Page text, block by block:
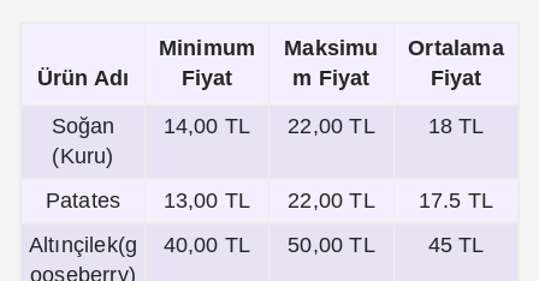
Ürün Adı
Minimum
Fiyat
Maksimu
m Fiyat
Ortalama
Fiyat
Soğan
(Kuru)
14,00 TL 22,00 TL 18 TL
Patates 13,00 TL 22,00 TL
17.5 TL
Altınçilek(g
ooseberry)
40,00 TL 50,00 TL 45 TL